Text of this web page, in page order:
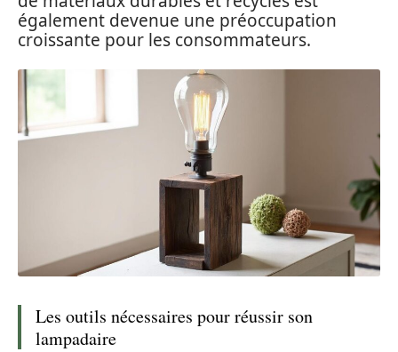
également devenue une préoccupation
croissante pour les consommateurs.
Les outils nécessaires pour réussir son
lampadaire